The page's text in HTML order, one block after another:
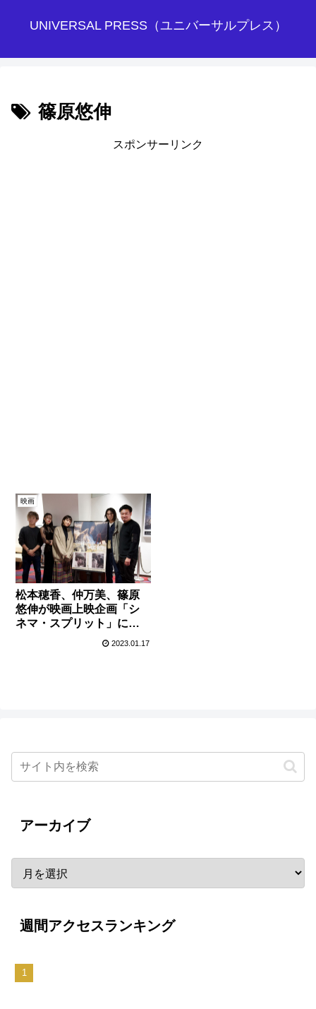
UNIVERSAL PRESS（ユニバーサルプレス）
篠原悠伸
スポンサーリンク
映画
松本穂香、仲万美、篠原
悠伸が映画上映企画「シ
ネマ・スプリット」に登
2023.01.17
アーカイブ
週間アクセスランキング